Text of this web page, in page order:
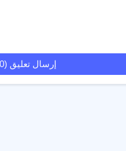
إرسال تعليق (0)